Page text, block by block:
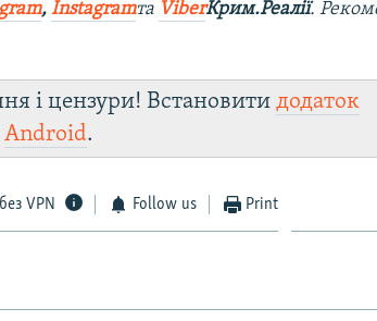
,Instagramта ViberКрим.Реалії.
і цензури! Встановитидодаток
Android.
VPN Follow us Print